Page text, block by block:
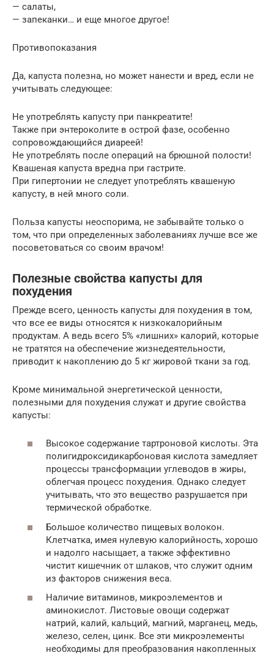
— салаты,
— запеканки… и еще многое другое!
Противопоказания
Да, капуста полезнa, но может нанести и вред, если не
учитывать следующее:
Не употреблять капусту при панкреатите!
Также при энтероколите в острой фазе, особенно
сопровождающийся диареей!
Не употреблять после операций на брюшной полости!
Квашеная капуста вредна при гастрите.
При гипертонии не следует употреблять квашеную
капусту, в ней много соли.
Польза капусты неоспорима, не забывайте только о
том, что при определенных заболеваниях лучше все же
посоветоваться со своим врачом!
Полезные свойства капусты для
похудения
Прежде всего, ценность капусты для похудения в том,
что все ее виды относятся к низкокалорийным
продуктам. А ведь всего 5% «лишних» калорий, которые
не тратятся на обеспечение жизнедеятельности,
приводит к накоплению до 5 кг жировой ткани за год.
Кроме минимальной энергетической ценности,
полезными для похудения служат и другие свойства
капусты:
Высокое содержание тартроновой кислоты. Эта
полигидроксидикарбоновая кислота замедляет
процессы трансформации углеводов в жиры,
облегчая процесс похудения. Однако следует
учитывать, что это вещество разрушается при
термической обработке.
Большое количество пищевых волокон.
Клетчатка, имея нулевую калорийность, хорошо
и надолго насыщает, а также эффективно
чистит кишечник от шлаков, что служит одним
из факторов снижения веса.
Наличие витаминов, микроэлементов и
аминокислот. Листовые овощи содержат
натрий, калий, кальций, магний, марганец, медь,
железо, селен, цинк. Все эти микроэлементы
необходимы для преобразования накопленных